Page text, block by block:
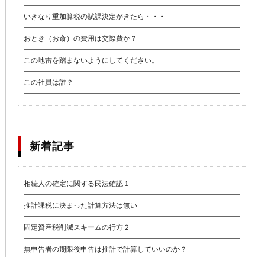
いきなり重加算税の賦課決定がきたら・・・
おとき（お斎）の費用は交際費か？
この地雷を踏まないようにしてください。
この社員は誰？
新着記事
相続人の確定に関する民法確認１
推計課税に決まった計算方法は無い
固定資産税削減スキームの行方２
無申告者の期限後申告は推計で計算していいのか？